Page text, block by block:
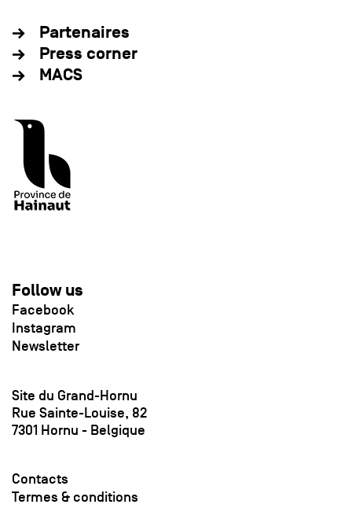
Partenaires
Press corner
MACS
Follow us
Facebook
Instagram
Newsletter
Site du Grand-Hornu
Rue Sainte-Louise, 82
7301 Hornu - Belgique
Contacts
Termes & conditions